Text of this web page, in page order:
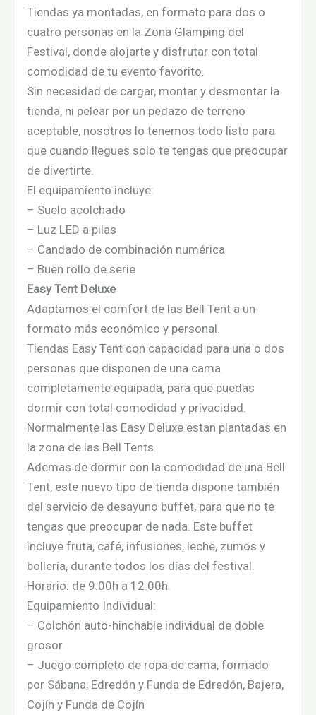
Tiendas ya montadas, en formato para dos o
cuatro personas en la Zona Glamping del
Festival, donde alojarte y disfrutar con total
comodidad de tu evento favorito.
Sin necesidad de cargar, montar y desmontar la
tienda, ni pelear por un pedazo de terreno
aceptable, nosotros lo tenemos todo listo para
que cuando llegues solo te tengas que preocupar
de divertirte.
El equipamiento incluye:
– Suelo acolchado
– Luz LED a pilas
– Candado de combinación numérica
– Buen rollo de serie
Easy Tent Deluxe
Adaptamos el comfort de las Bell Tent a un
formato más económico y personal.
Tiendas Easy Tent con capacidad para una o dos
personas que disponen de una cama
completamente equipada, para que puedas
dormir con total comodidad y privacidad.
Normalmente las Easy Deluxe estan plantadas en
la zona de las Bell Tents.
Ademas de dormir con la comodidad de una Bell
Tent, este nuevo tipo de tienda dispone también
del servicio de desayuno buffet, para que no te
tengas que preocupar de nada. Este buffet
incluye fruta, café, infusiones, leche, zumos y
bollería, durante todos los días del festival.
Horario: de 9.00h a 12.00h.
Equipamiento Individual:
– Colchón auto-hinchable individual de doble
grosor
– Juego completo de ropa de cama, formado
por Sábana, Edredón y Funda de Edredón, Bajera,
Cojín y Funda de Cojín